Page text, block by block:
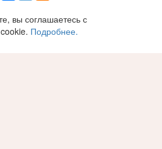
вы соглашаетесь с
Подробнее.